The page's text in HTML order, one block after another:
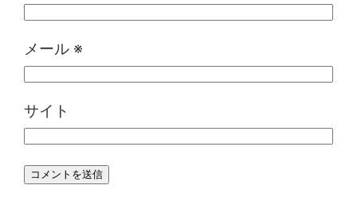
メール ※
サイト